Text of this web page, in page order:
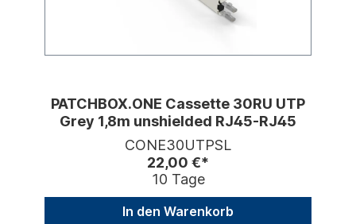
PATCHBOX.ONE Cassette 30RU UTP
Grey 1,8m unshielded RJ45-RJ45
CONE30UTPSL
22,00 €*
10 Tage
In den Warenkorb